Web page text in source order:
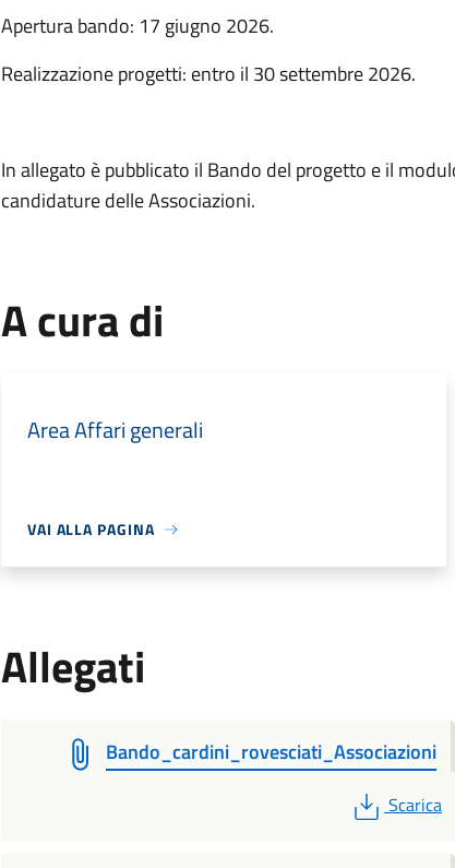
Apertura bando: 17 giugno 2026.
Realizzazione progetti: entro il 30 settembre 2026.
In allegato è pubblicato il Bando del progetto e il
candidature delle Associazioni.
A cura di
Area Affari generali
VAI ALLA PAGINA
Allegati
Bando_cardini_rovesciati_Associazioni
PDF
Scarica